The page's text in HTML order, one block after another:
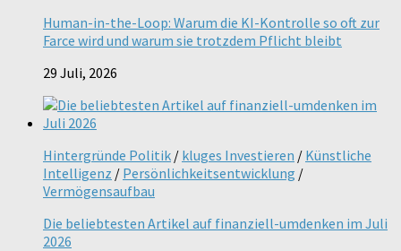
Human-in-the-Loop: Warum die KI-Kontrolle so oft zur
Farce wird und warum sie trotzdem Pflicht bleibt
29 Juli, 2026
Hintergründe Politik / kluges Investieren / Künstliche
Intelligenz / Persönlichkeitsentwicklung /
Vermögensaufbau
Die beliebtesten Artikel auf finanziell-umdenken im Juli
2026